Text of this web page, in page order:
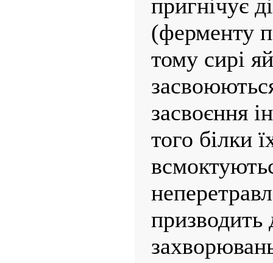
пригнічує
(ферменту
тому сирі
засвоєння
того білки
призводить